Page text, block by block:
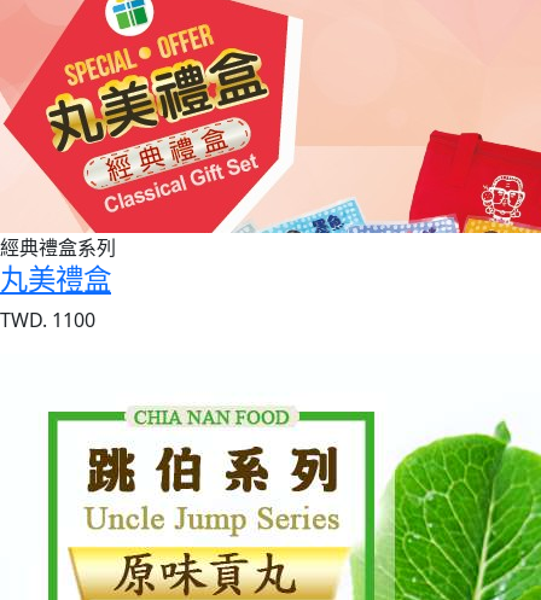
經典禮盒系列
丸美禮盒
TWD. 1100